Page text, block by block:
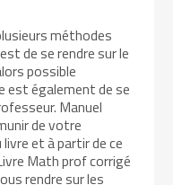
méthodes
de se rendre sur le
possible
est également de se
Manuel
de votre
et à partir de ce
Math prof corrigé
rendre sur les